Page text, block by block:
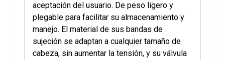
aceptación del usuario. De peso ligero y
plegable para facilitar su almacenamiento y
manejo. El material de sus bandas de
sujeción se adaptan a cualquier tamaño de
cabeza, sin aumentar la tensión, y su válvula